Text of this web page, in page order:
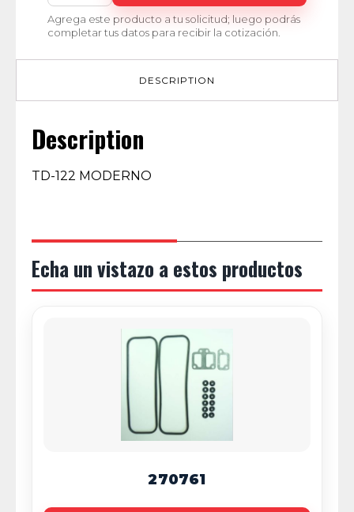
quantity
Agrega este producto a tu solicitud; luego podrás
completar tus datos para recibir la cotización.
DESCRIPTION
Description
TD-122 MODERNO
Echa un vistazo a estos productos
270761